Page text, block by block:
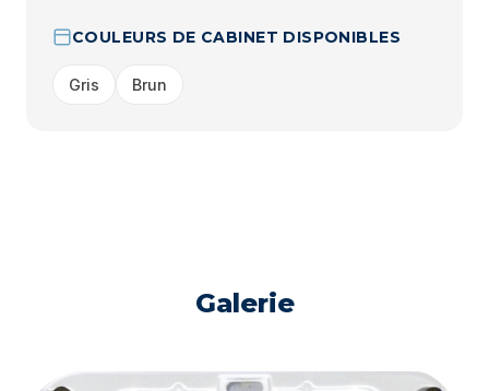
COULEURS DE CABINET DISPONIBLES
Gris Brun
Galerie